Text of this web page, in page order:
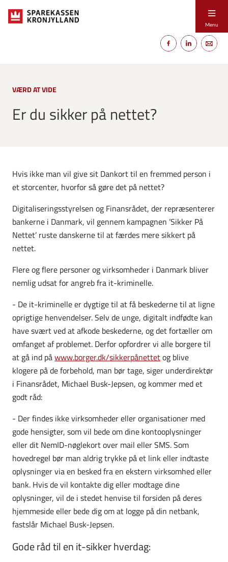
Menu
VÆRD AT VIDE
Er du sikker på nettet?
Hvis ikke man vil give sit Dankort til en fremmed person i
et storcenter, hvorfor så gøre det på nettet?
Digitaliseringsstyrelsen og Finansrådet, der repræsenterer
bankerne i Danmark, vil gennem kampagnen ’Sikker På
Nettet’ ruste danskerne til at færdes mere sikkert på
nettet.
Flere og flere personer og virksomheder i Danmark bliver
nemlig udsat for angreb fra it-kriminelle.
- De it-kriminelle er dygtige til at få beskederne til at ligne
oprigtige henvendelser. Selv de unge, digitalt indfødte kan
have svært ved at afkode beskederne, og det fortæller om
omfanget af problemet. Derfor opfordrer vi alle borgere til
at gå ind påwww.borger.dk/sikkerpånettetog blive
klogere på de forbehold, man bør tage, siger underdirektør
i Finansrådet, Michael Busk-Jepsen, og kommer med et
godt råd:
- Der findes ikke virksomheder eller organisationer med
gode hensigter, som vil bede om dine kontooplysninger
eller dit NemID-nøglekort over mail eller SMS. Som
hovedregel bør man aldrig trykke på et link eller indtaste
oplysninger via en besked fra en ekstern virksomhed eller
bank. Hvis de vil kontakte dig eller modtage dine
oplysninger, vil de i stedet henvise til forsiden på deres
hjemmeside eller bede dig om at logge på din netbank,
fastslår Michael Busk-Jepsen.
Gode råd til en it-sikker hverdag: